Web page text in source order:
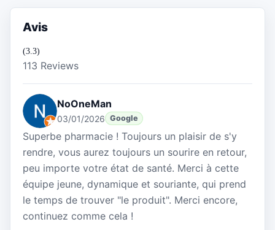
Avis
(3.3)
113 Reviews
NoOneMan
03/01/2026 Google
Superbe pharmacie ! Toujours un plaisir de s'y
rendre, vous aurez toujours un sourire en retour,
peu importe votre état de santé. Merci à cette
équipe jeune, dynamique et souriante, qui prend
le temps de trouver "le produit". Merci encore,
continuez comme cela !